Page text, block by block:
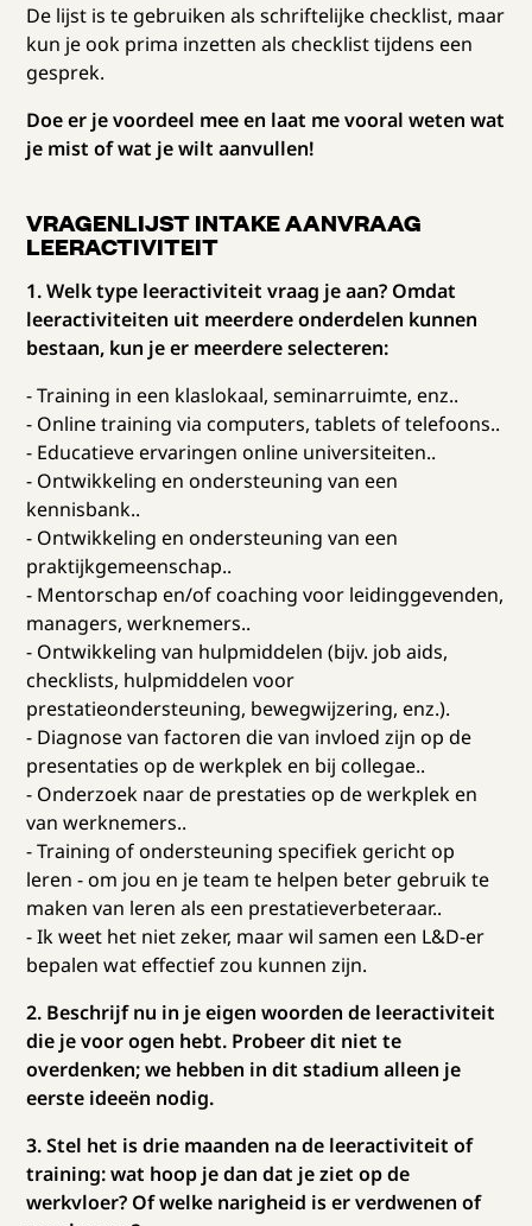
De lijst is te gebruiken als schriftelijke checklist, maar
kun je ook prima inzetten als checklist tijdens een
gesprek.
Doe er je voordeel mee en laat me vooral weten wat
je mist of wat je wilt aanvullen!
VRAGENLIJST INTAKE AANVRAAG
LEERACTIVITEIT
1. Welk type leeractiviteit vraag je aan? Omdat
leeractiviteiten uit meerdere onderdelen kunnen
bestaan, kun je er meerdere selecteren:
- Training in een klaslokaal, seminarruimte, enz..
- Online training via computers, tablets of telefoons..
- Educatieve ervaringen online universiteiten..
- Ontwikkeling en ondersteuning van een
kennisbank..
- Ontwikkeling en ondersteuning van een
praktijkgemeenschap..
- Mentorschap en/of coaching voor leidinggevenden,
managers, werknemers..
- Ontwikkeling van hulpmiddelen (bijv. job aids,
checklists, hulpmiddelen voor
prestatieondersteuning, bewegwijzering, enz.).
- Diagnose van factoren die van invloed zijn op de
presentaties op de werkplek en bij collegae..
- Onderzoek naar de prestaties op de werkplek en
van werknemers..
- Training of ondersteuning specifiek gericht op
leren - om jou en je team te helpen beter gebruik te
maken van leren als een prestatieverbeteraar..
- Ik weet het niet zeker, maar wil samen een L&D-er
bepalen wat effectief zou kunnen zijn.
2. Beschrijf nu in je eigen woorden de leeractiviteit
die je voor ogen hebt. Probeer dit niet te
overdenken; we hebben in dit stadium alleen je
eerste ideeën nodig.
3. Stel het is drie maanden na de leeractiviteit of
training: wat hoop je dan dat je ziet op de
werkvloer? Of welke narigheid is er verdwenen of